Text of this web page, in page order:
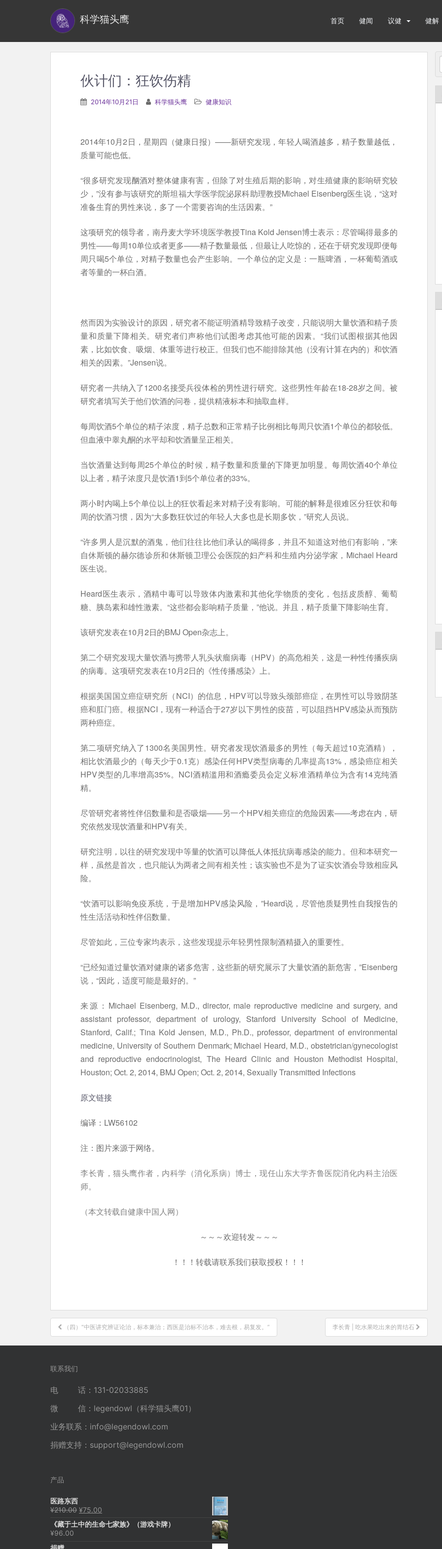
科学猫头鹰 首页 健闻 议健 健解
伙计们：狂饮伤精
2014年10月21日 科学猫头鹰 健康知识
2014年10月2日，星期四（健康日报）——新研究发现，年轻人喝酒越多，精子数量越低，
质量可能也低。
“很多研究发现酗酒对整体健康有害，但除了对生殖后期的影响，对生殖健康的影响研究较
少，”没有参与该研究的斯坦福大学医学院泌尿科助理教授Michael Eisenberg医生说，“这对
准备生育的男性来说，多了一个需要咨询的生活因素。”
这项研究的领导者，南丹麦大学环境医学教授Tina Kold Jensen博士表示：尽管喝得最多的
男性——每周10单位或者更多——精子数量最低，但最让人吃惊的，还在于研究发现即便每
周只喝5个单位，对精子数量也会产生影响。一个单位的定义是：一瓶啤酒，一杯葡萄酒或
者等量的一杯白酒。
然而因为实验设计的原因，研究者不能证明酒精导致精子改变，只能说明大量饮酒和精子质
量和质量下降相关。研究者们声称他们试图考虑其他可能的因素。“我们试图根据其他因
素，比如饮食、吸烟、体重等进行校正。但我们也不能排除其他（没有计算在内的）和饮酒
相关的因素。”Jensen说。
研究者一共纳入了1200名接受兵役体检的男性进行研究。这些男性年龄在18-28岁之间。被
研究者填写关于他们饮酒的问卷，提供精液标本和抽取血样。
每周饮酒5个单位的精子浓度，精子总数和正常精子比例相比每周只饮酒1个单位的都较低。
但血液中睾丸酮的水平却和饮酒量呈正相关。
当饮酒量达到每周25个单位的时候，精子数量和质量的下降更加明显。每周饮酒40个单位
以上者，精子浓度只是饮酒1到5个单位者的33%。
两小时内喝上5个单位以上的狂饮看起来对精子没有影响。可能的解释是很难区分狂饮和每
周的饮酒习惯，因为“大多数狂饮过的年轻人大多也是长期多饮，”研究人员说。
“许多男人是沉默的酒鬼，他们往往比他们承认的喝得多，并且不知道这对他们有影响，”来
自休斯顿的赫尔德诊所和休斯顿卫理公会医院的妇产科和生殖内分泌学家，Michael Heard
医生说。
Heard医生表示，酒精中毒可以导致体内激素和其他化学物质的变化，包括皮质醇、葡萄
糖、胰岛素和雄性激素。“这些都会影响精子质量，”他说。并且，精子质量下降影响生育。
该研究发表在10月2日的BMJ Open杂志上。
第二个研究发现大量饮酒与携带人乳头状瘤病毒（HPV）的高危相关，这是一种性传播疾病
的病毒。这项研究发表在10月2日的《性传播感染》上。
根据美国国立癌症研究所（NCI）的信息，HPV可以导致头颈部癌症，在男性可以导致阴茎
癌和肛门癌。根据NCI，现有一种适合于27岁以下男性的疫苗，可以阻挡HPV感染从而预防
两种癌症。
第二项研究纳入了1300名美国男性。研究者发现饮酒最多的男性（每天超过10克酒精），
相比饮酒最少的（每天少于0.1克）感染任何HPV类型病毒的几率提高13%，感染癌症相关
HPV类型的几率增高35%。NCI酒精滥用和酒瘾委员会定义标准酒精单位为含有14克纯酒
精。
尽管研究者将性伴侣数量和是否吸烟——另一个HPV相关癌症的危险因素——考虑在内，研
究依然发现饮酒量和HPV有关。
研究注明，以往的研究发现中等量的饮酒可以降低人体抵抗病毒感染的能力。但和本研究一
样，虽然是首次，也只能认为两者之间有相关性；该实验也不是为了证实饮酒会导致相应风
险。
“饮酒可以影响免疫系统，于是增加HPV感染风险，”Heard说，尽管他质疑男性自我报告的
性生活活动和性伴侣数量。
尽管如此，三位专家均表示，这些发现提示年轻男性限制酒精摄入的重要性。
“已经知道过量饮酒对健康的诸多危害，这些新的研究展示了大量饮酒的新危害，”Eisenberg
说，“因此，适度可能是最好的。”
来源：Michael Eisenberg, M.D., director, male reproductive medicine and surgery, and
assistant professor, department of urology, Stanford University School of Medicine,
Stanford, Calif.; Tina Kold Jensen, M.D., Ph.D., professor, department of environmental
medicine, University of Southern Denmark; Michael Heard, M.D., obstetrician/gynecologist
and reproductive endocrinologist, The Heard Clinic and Houston Methodist Hospital,
Houston; Oct. 2, 2014, BMJ Open; Oct. 2, 2014, Sexually Transmitted Infections
原文链接
编译：LW56102
注：图片来源于网络。
李长青，猫头鹰作者，内科学（消化系病）博士，现任山东大学齐鲁医院消化内科主治医
师。
（本文转载自健康中国人网）
～～～欢迎转发～～～
！！！转载请联系我们获取授权！！！
文
章
导
（四）“中医讲究辨证论治，标本兼治；西医是治标不治本，难去根，易复发。” 李长青 | 吃水果吃出来的胃结石
联系我们
电 话：131-02033885
微 信：legendowl（科学猫头鹰01）
业务联系： info@legendowl.com
捐赠支持： support@legendowl.com
产品
医路东西
¥210.00 原
为：
¥75.00
价
《藏于土中的生命七家族》（游戏卡牌）
¥96.00